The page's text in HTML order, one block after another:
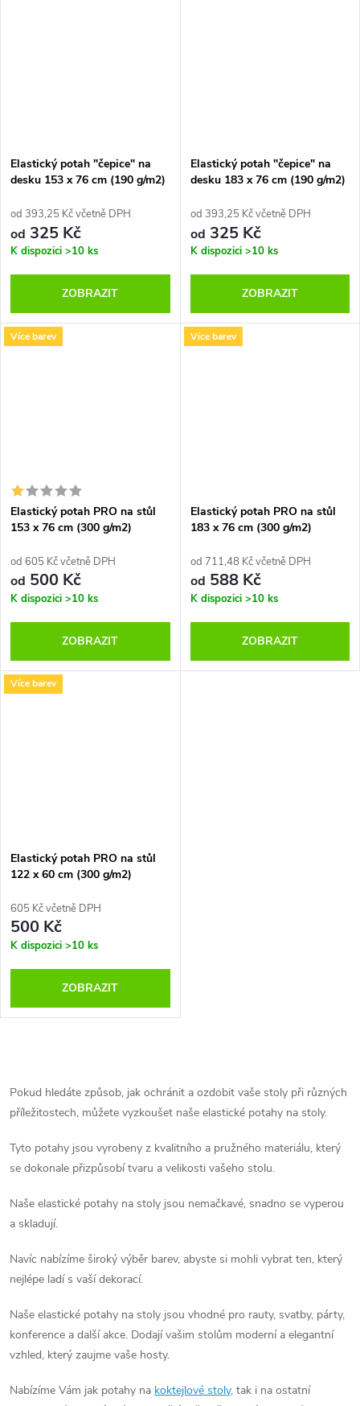
Elastický potah "čepice" na
desku 153 x 76 cm (190 g/m2)
od 393,25 Kč včetně DPH
od 325 Kč
K dispozici >10 ks
ZOBRAZIT
Elastický potah "čepice" na
desku 183 x 76 cm (190 g/m2)
od 393,25 Kč včetně DPH
od 325 Kč
K dispozici >10 ks
ZOBRAZIT
Více barev
Elastický potah PRO na stůl
153 x 76 cm (300 g/m2)
od 605 Kč včetně DPH
od 500 Kč
K dispozici >10 ks
ZOBRAZIT
Více barev
Elastický potah PRO na stůl
183 x 76 cm (300 g/m2)
od 711,48 Kč včetně DPH
od 588 Kč
K dispozici >10 ks
ZOBRAZIT
Více barev
Elastický potah PRO na stůl
122 x 60 cm (300 g/m2)
605 Kč včetně DPH
500 Kč
K dispozici >10 ks
ZOBRAZIT
v
l
á
d
a
c
í
p
r
v
Pokud hledáte způsob, jak ochránit a ozdobit vaše stoly při různých
příležitostech, můžete vyzkoušet naše elastické potahy na stoly.
Tyto potahy jsou vyrobeny z kvalitního a pružného materiálu, který
se dokonale přizpůsobí tvaru a velikosti vašeho stolu.
Naše elastické potahy na stoly jsou nemačkavé, snadno se vyperou
a skladují.
Navíc nabízíme široký výběr barev, abyste si mohli vybrat ten, který
nejlépe ladí s vaší dekorací.
Naše elastické potahy na stoly jsou vhodné pro rauty, svatby, párty,
konference a další akce. Dodají vašim stolům moderní a elegantní
vzhled, který zaujme vaše hosty.
Nabízíme Vám jak potahy na koktejlové stoly, tak i na ostatní